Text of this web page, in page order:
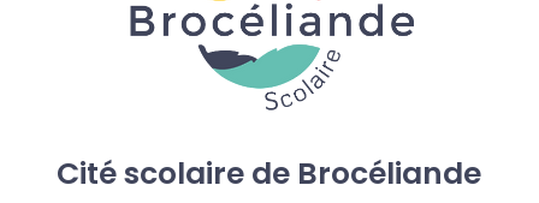
Cité scolaire de Brocéliande